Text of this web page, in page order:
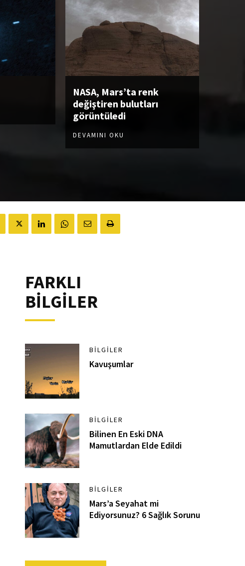
NASA, Mars’ta renk
değiştiren bulutları
görüntüledi
DEVAMINI OKU
FARKLI
BİLGİLER
BILGILER
Kavuşumlar
BILGILER
Bilinen En Eski DNA
Mamutlardan Elde Edildi
BILGILER
Mars’a Seyahat mi
Ediyorsunuz? 6 Sağlık Sorunu